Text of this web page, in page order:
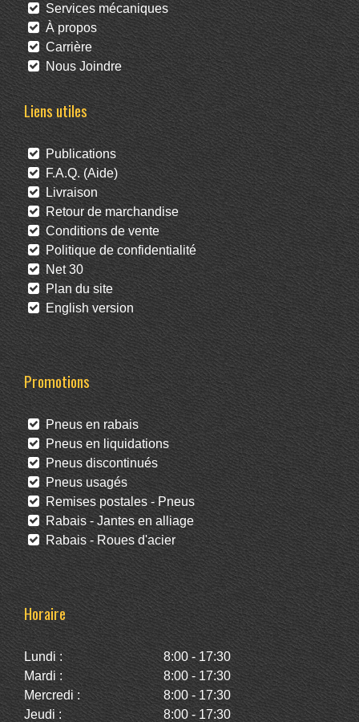
Services mécaniques
À propos
Carrière
Nous Joindre
Liens utiles
Publications
F.A.Q. (Aide)
Livraison
Retour de marchandise
Conditions de vente
Politique de confidentialité
Net 30
Plan du site
English version
Promotions
Pneus en rabais
Pneus en liquidations
Pneus discontinués
Pneus usagés
Remises postales - Pneus
Rabais - Jantes en alliage
Rabais - Roues d'acier
Horaire
Lundi :
8:00 - 17:30
Mardi :
8:00 - 17:30
Mercredi :
8:00 - 17:30
Jeudi :
8:00 - 17:30